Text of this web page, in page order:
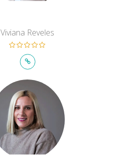
Viviana Reveles